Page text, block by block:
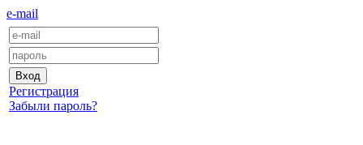
e-mail
Регистрация
Забыли пароль?